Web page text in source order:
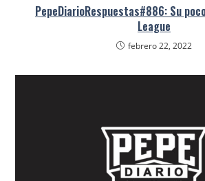
PepeDiarioRespuestas#886: Su
League
febrero 22, 2022